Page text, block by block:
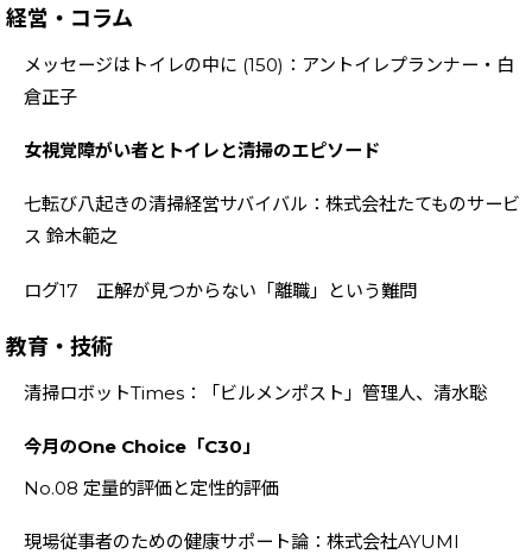
経営・コラム
メッセージはトイレの中に (150)：アントイレプランナー・白
倉正子
女視覚障がい者とトイレと清掃のエピソード
七転び八起きの清掃経営サバイバル：株式会社たてものサービ
ス 鈴木範之
ログ17 正解が見つからない「離職」という難問
教育・技術
清掃ロボットTimes：「ビルメンポスト」管理人、清水聡
今月のOne Choice「C30」
No.08 定量的評価と定性的評価
現場従事者のための健康サポート論：株式会社AYUMI